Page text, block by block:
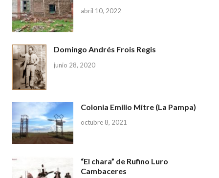
abril 10, 2022
Domingo Andrés Frois Regis
junio 28, 2020
Colonia Emilio Mitre (La Pampa)
octubre 8, 2021
“El chara” de Rufino Luro
Cambaceres